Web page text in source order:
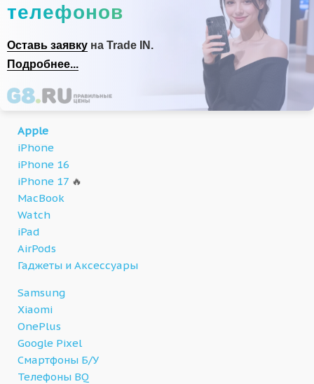
телефонов
Оставь заявку на Trade IN.
Подробнее...
Apple
iPhone
iPhone 16
iPhone 17 🔥
MacBook
Watch
iPad
AirPods
Гаджеты и Аксессуары
Samsung
Xiaomi
OnePlus
Google Pixel
Смартфоны Б/У
Телефоны BQ